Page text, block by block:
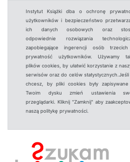
Instytut Książki dba o ochronę
użytkowników i bezpieczeństwo
ich danych osobowych oraz
odpowiednie rozwiązania
zapobiegające ingerencji osób
prywatność użytkowników. Używamy
plików cookies, by ułatwić korzystanie z
serwisów oraz do celów statystycznych.Jeśli
chcesz, by pliki cookies były
Twoim dysku zmień ustawienia
przeglądarki. Kliknij "Zamknij" aby
naszą politykę prywatności.